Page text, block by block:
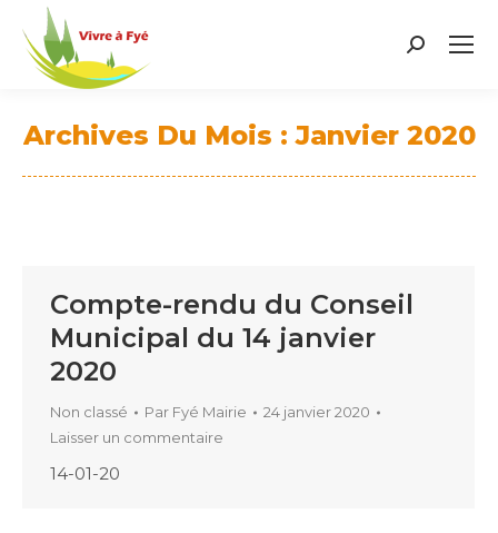
Search:
Archives Du Mois :Janvier 2020
Compte-rendu du Conseil
Municipal du 14 janvier
2020
Non classé Par Fyé Mairie
24 janvier 2020
Laisser un commentaire
14-01-20